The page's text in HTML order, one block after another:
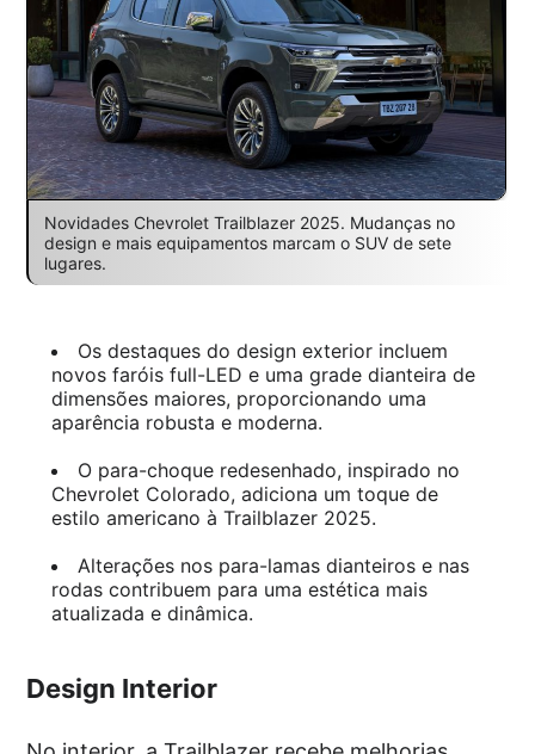
Novidades Chevrolet Trailblazer 2025. Mudanças no
design e mais equipamentos marcam o SUV de sete
lugares.
Os destaques do design exterior incluem
novos faróis full-LED e uma grade dianteira de
dimensões maiores, proporcionando uma
aparência robusta e moderna.
O para-choque redesenhado, inspirado no
Chevrolet Colorado, adiciona um toque de
estilo americano à Trailblazer 2025.
Alterações nos para-lamas dianteiros e nas
rodas contribuem para uma estética mais
atualizada e dinâmica.
Design Interior